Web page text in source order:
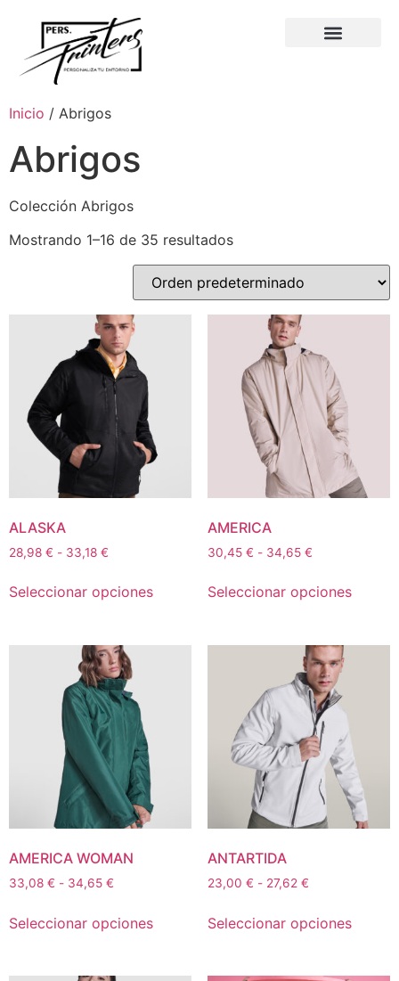
Inicio / Abrigos
Abrigos
Colección Abrigos
Mostrando 1–16 de 35 resultados
ALASKA
28,98 € - 33,18 €
Seleccionar opciones
AMERICA
30,45 € - 34,65 €
Seleccionar opciones
AMERICA WOMAN
33,08 € - 34,65 €
Seleccionar opciones
ANTARTIDA
23,00 € - 27,62 €
Seleccionar opciones